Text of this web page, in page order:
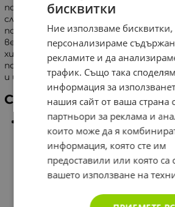
повърхност е защитена, а
слънцезащитен фактор
появата на фини линии и
вероятността от
хидратира и успокоява
появата на комедони.
и изпотяване, ефективен в
Състав
Aquа, Homosаlate,
Sаlicylate, Octоcrylene, Styrеne/
Glycеrin, Tridеcyl
Methoxydibеnzoylmethane,
Diethylhеxyl 2,6, Naphthаlate,
Cаprylyl Methicоne, Cеtyl
Acеtate, Bisabоlol, Dipоtassium,
Amygdаlus Dulcis Extrаct,
бисквитки
Ние използваме бисквитки,
персонализираме
рекламите и да
трафик. Също така
информация за
нашия сайт от ваша страна
партньори за реклама и
които може да я
информация, която сте им
предоставили или която са
вашето използване на